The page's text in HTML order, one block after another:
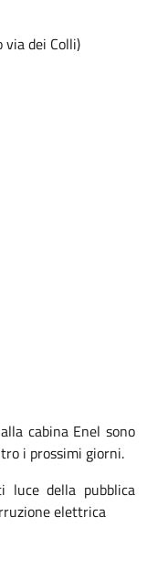
via dei Colli)
cabina Enel sono
i prossimi giorni.
luce della pubblica
elettrica